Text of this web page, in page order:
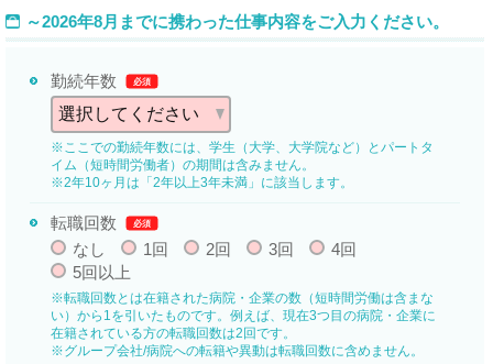
～2026年8月までに携わった仕事内容をご入力ください。
勤続年数 必須
※ここでの勤続年数には、学生（大学、大学院など）とパートタ
イム（短時間労働者）の期間は含みません。
※2年10ヶ月は「2年以上3年未満」に該当します。
転職回数 必須
なし 1回 2回 3回
4回
5回以上
※転職回数とは在籍された病院・企業の数（短時間労働は含まな
い）から1を引いたものです。例えば、現在3つ目の病院・企業に
在籍されている方の転職回数は2回です。
※グループ会社/病院への転籍や異動は転職回数に含めません。